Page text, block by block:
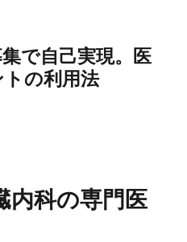
で自己実現。医
の利用法
科の専門医